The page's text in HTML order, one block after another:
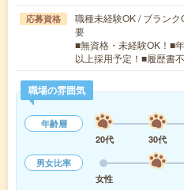
応募資格
職種未経験OK / ブラン
要
■無資格・未経験OK！■
以上採用予定！■履歴書
職場の雰囲気
年齢層
20代
30代
男女比率
女性